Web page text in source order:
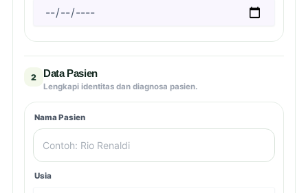
2 Data Pasien
Lengkapi identitas dan diagnosa pasien.
Nama Pasien
Usia